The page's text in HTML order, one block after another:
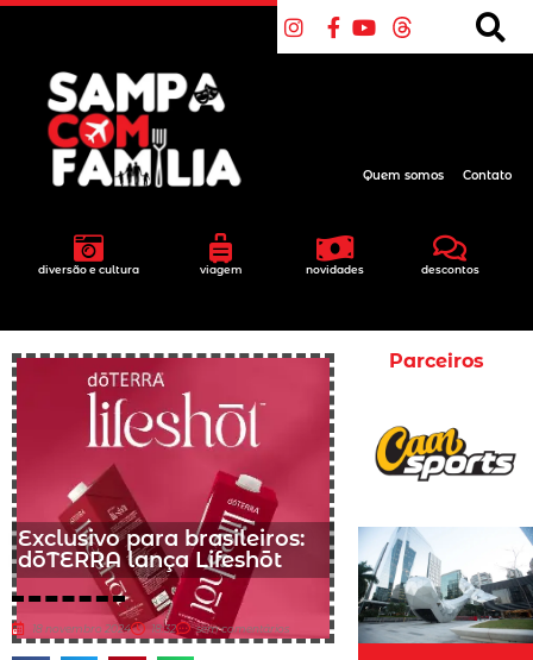
diversão e cultura viagem novidades descontos
Quem somos Contato
Exclusivo para brasileiros:
dōTERRA lança Lifeshōt
18 novembro 2024 18:32 sem comentários
Parceiros